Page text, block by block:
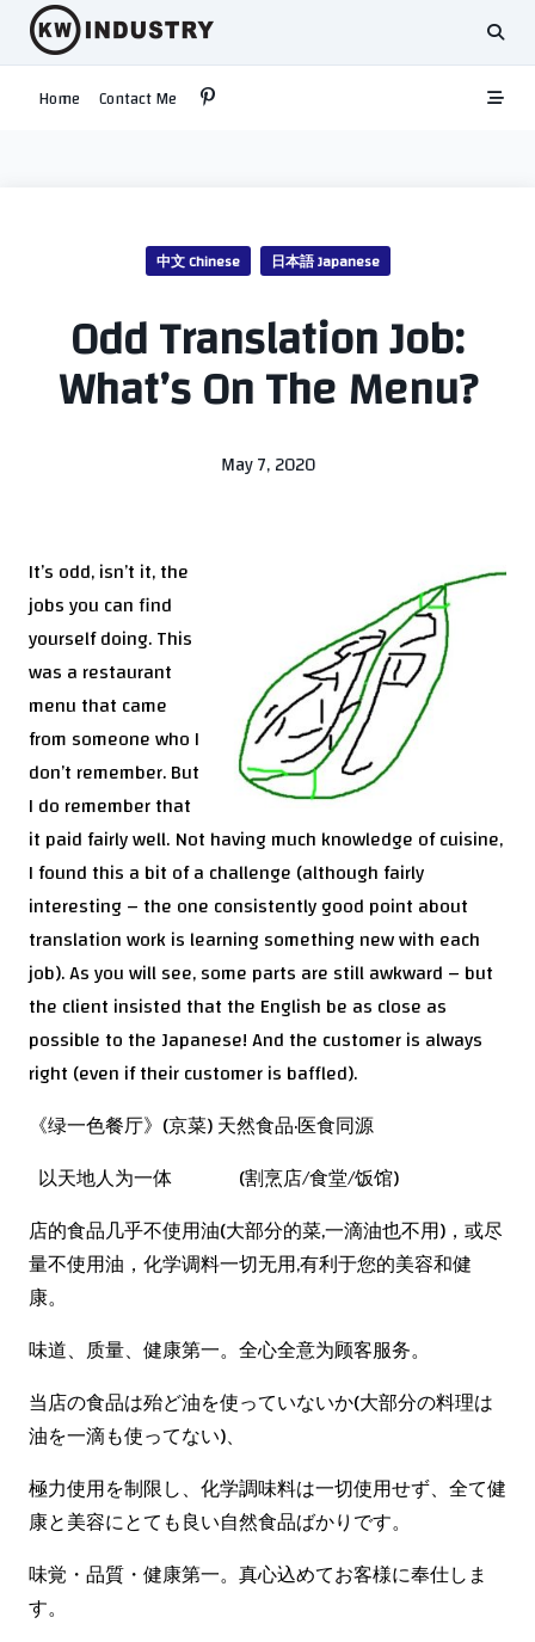
Skip
content
Home Contact Me
中文 Chinese 日本語 Japanese
Odd Translation Job:
What’s On The Menu?
May 7, 2020
It’s odd, isn’t it, the
jobs you can find
yourself doing. This
was a restaurant
menu that came
from someone who I
don’t remember. But
I do remember that
it paid fairly well. Not having much knowledge of cuisine,
I found this a bit of a challenge (although fairly
interesting – the one consistently good point about
translation work is learning something new with each
job). As you will see, some parts are still awkward – but
the client insisted that the English be as close as
possible to the Japanese! And the customer is always
right (even if their customer is baffled).
《绿一色餐厅》(京菜) 天然食品·医食同源
以天地人为一体 (割烹店/食堂/饭馆)
店的食品几乎不使用油(大部分的菜,一滴油也不用)，或尽
量不使用油，化学调料一切无用,有利于您的美容和健
康。
味道、质量、健康第一。全心全意为顾客服务。
当店の食品は殆ど油を使っていないか(大部分の料理は
油を一滴も使ってない)、
極力使用を制限し、化学調味料は一切使用せず、全て健
康と美容にとても良い自然食品ばかりです。
味覚・品質・健康第一。真心込めてお客様に奉仕しま
す。